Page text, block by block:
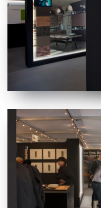
Clicca quiper